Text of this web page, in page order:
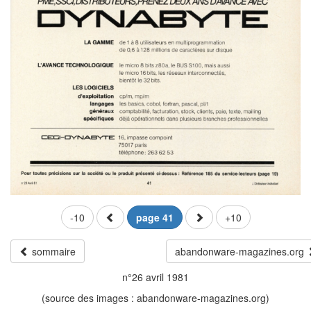
-10 page 41 +10
sommaire
abandonware-magazines.org
n°26 avril 1981
(source des images : abandonware-magazines.org)